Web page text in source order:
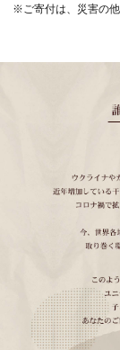
※ご寄付は、災害の